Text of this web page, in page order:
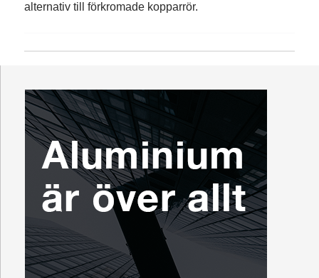
alternativ till förkrom­ade kopparrör.